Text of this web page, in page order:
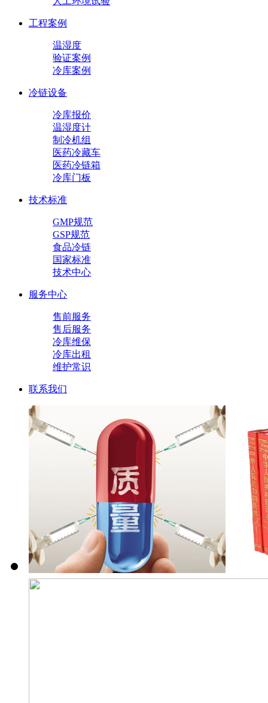
工程案例
温湿度
验证案例
冷库案例
冷链设备
冷库报价
温湿度计
制冷机组
医药冷藏车
医药冷链箱
冷库门板
技术标准
GMP规范
GSP规范
食品冷链
国家标准
技术中心
服务中心
售前服务
售后服务
冷库维保
冷库出租
维护常识
联系我们